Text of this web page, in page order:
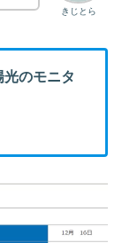
きじとら
のモニタ